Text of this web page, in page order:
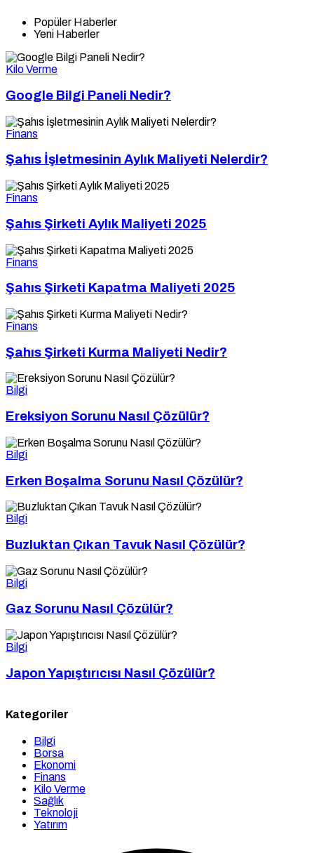
Popüler Haberler
Yeni Haberler
Kilo Verme
Google Bilgi Paneli Nedir?
Finans
Şahıs İşletmesinin Aylık Maliyeti Nelerdir?
Finans
Şahıs Şirketi Aylık Maliyeti 2025
Finans
Şahıs Şirketi Kapatma Maliyeti 2025
Finans
Şahıs Şirketi Kurma Maliyeti Nedir?
Bilgi
Ereksiyon Sorunu Nasıl Çözülür?
Bilgi
Erken Boşalma Sorunu Nasıl Çözülür?
Bilgi
Buzluktan Çıkan Tavuk Nasıl Çözülür?
Bilgi
Gaz Sorunu Nasıl Çözülür?
Bilgi
Japon Yapıştırıcısı Nasıl Çözülür?
Kategoriler
Bilgi
Borsa
Ekonomi
Finans
Kilo Verme
Sağlık
Teknoloji
Yatırım